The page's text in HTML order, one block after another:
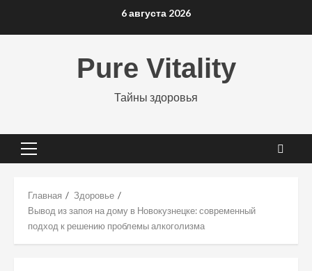
6 августа 2026
Pure Vitality
Тайны здоровья
Основное
Главная
Здоровье
Вывод из запоя на дому в Новокузнецке: современный
подход к решению проблемы алкоголизма